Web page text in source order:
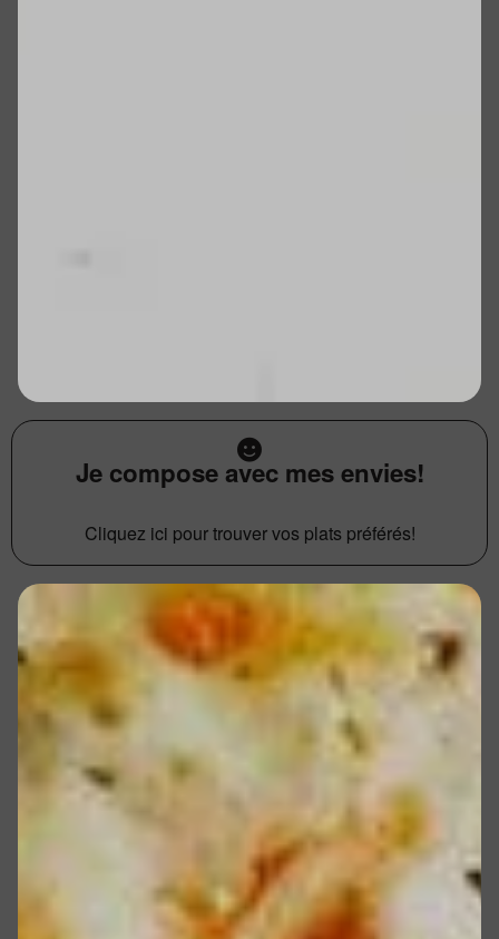
Je compose avec mes envies!
Cliquez ici pour trouver vos plats préférés!